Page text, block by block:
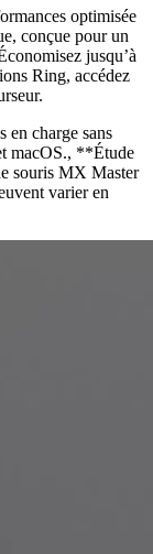
optimisée
conçue pour un
jusqu’à
Ring, accédez
en charge sans
macOS., **Étude
souris MX Master
varier en